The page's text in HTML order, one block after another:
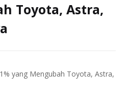
Toyota, Astra,
yang Mengubah Toyota, Astra,